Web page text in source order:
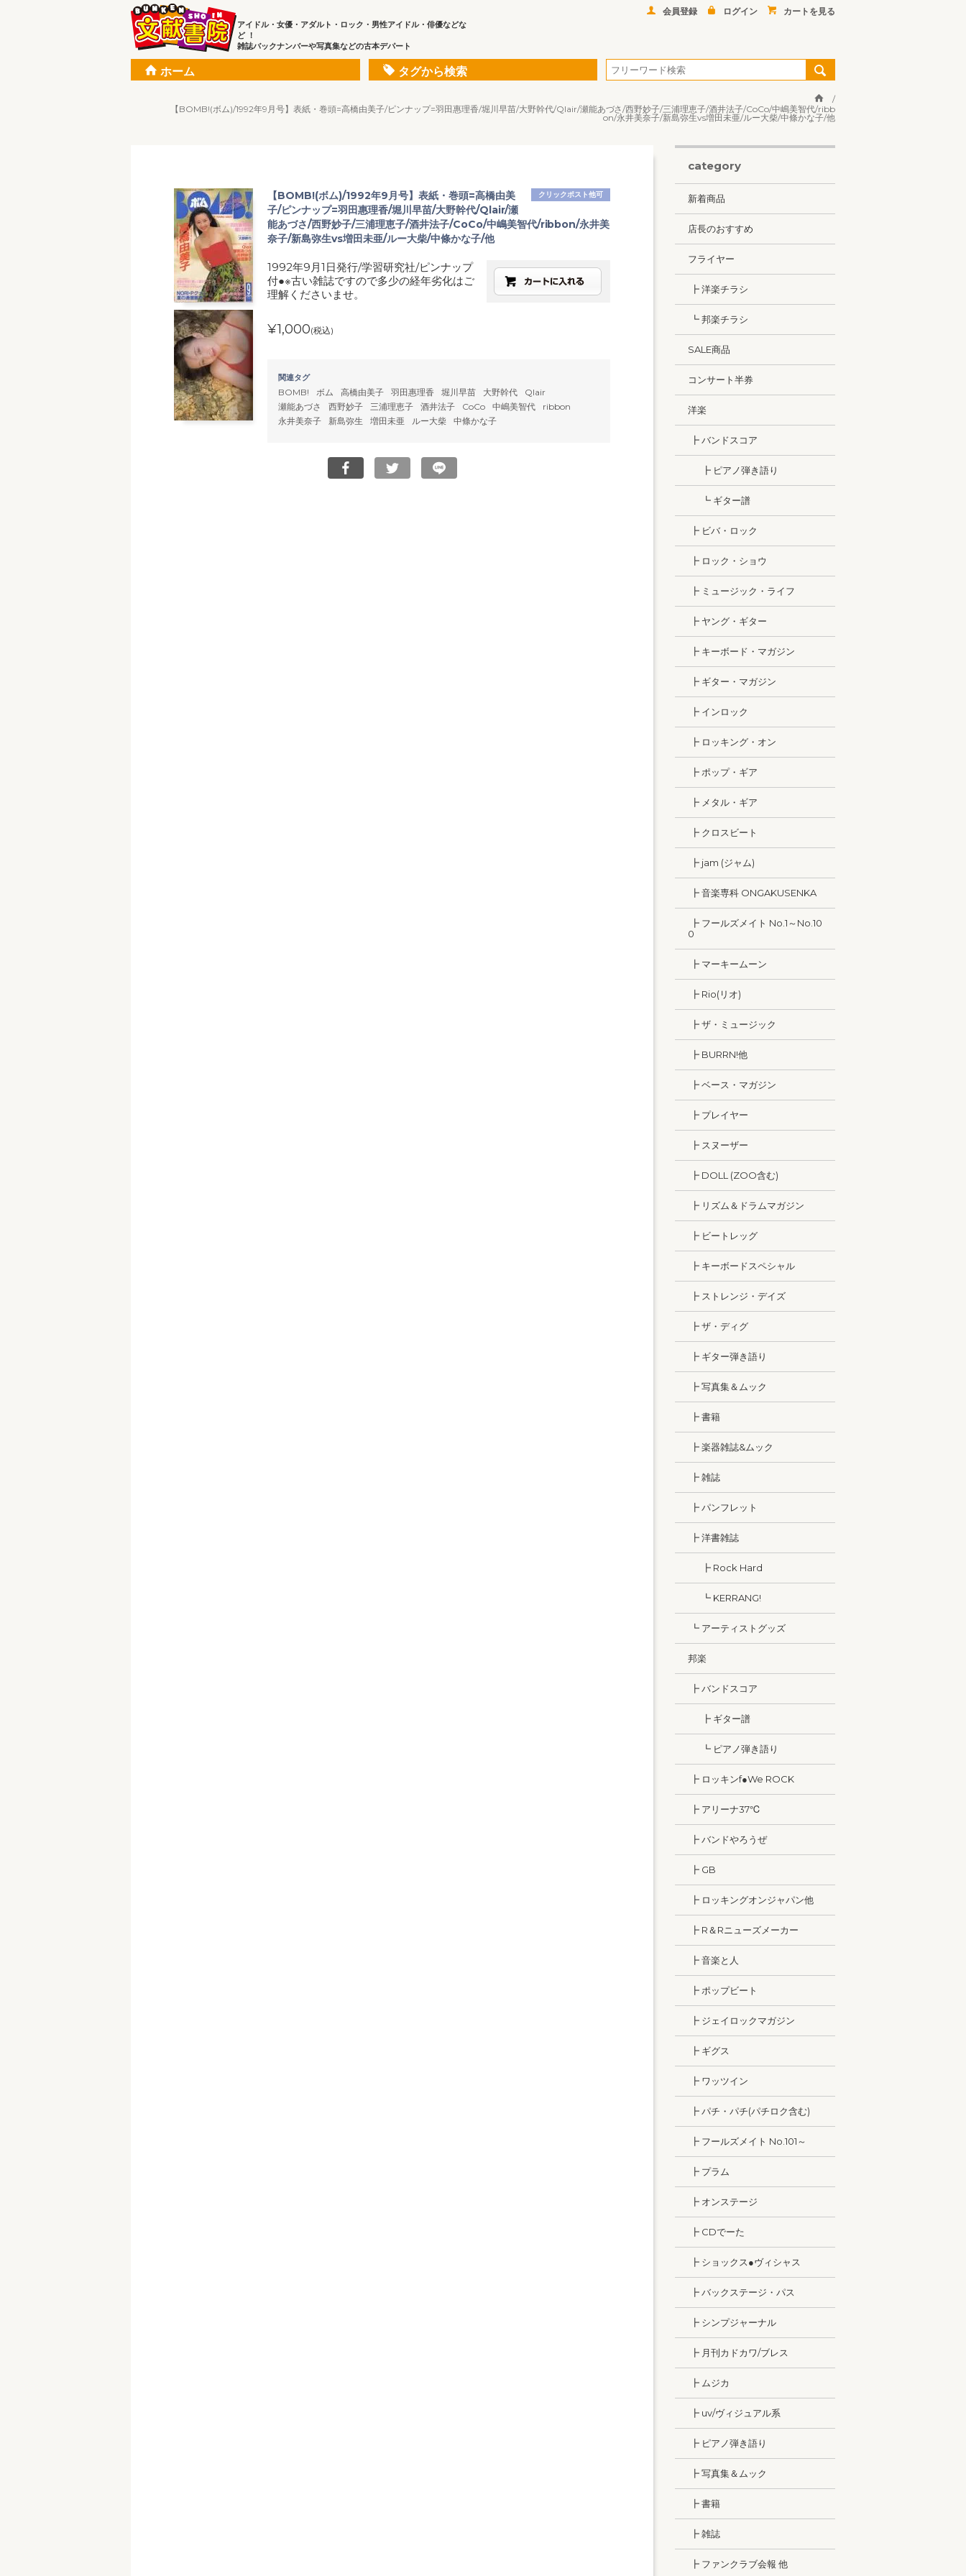
アイドル・女優・アダルト・ロック・男性アイドル・俳優などな
ど ！
雑誌バックナンバーや写真集などの古本デパート
会員登録 ログイン カートを見る
ホーム タグから検索
【BOMB!(ボム)/1992年9月号】表紙・巻頭=高橋由美子/ピンナップ=羽田惠理香/堀川早苗/大野幹代/Qlair/瀬能あづさ/西野妙子/三浦理恵子/酒井法子/CoCo/中嶋美智代/ribb
on/永井美奈子/新島弥生vs増田未亜/ルー大柴/中條かな子/他
クリックポスト他可
【BOMB!(ボム)/1992年9月号】表紙・巻頭=高橋由美
子/ピンナップ=羽田惠理香/堀川早苗/大野幹代/Qlair/瀬
能あづさ/西野妙子/三浦理恵子/酒井法子/CoCo/中嶋美智代/ribbon/永井美
奈子/新島弥生vs増田未亜/ルー大柴/中條かな子/他
1992年9月1日発行/学習研究社/ピンナップ
付●※古い雑誌ですので多少の経年劣化はご
理解くださいませ。
¥1,000(税込)
関連タグ
BOMB! ボム 高橋由美子 羽田惠理香 堀川早苗 大野幹代
Qlair
瀬能あづさ
西野妙子 三浦理恵子 酒井法子 CoCo 中嶋美智代
ribbon
永井美奈子
新島弥生 増田未亜 ルー大柴 中條かな子
category
新着商品
店長のおすすめ
フライヤー
┣ 洋楽チラシ
┗ 邦楽チラシ
SALE商品
コンサート半券
洋楽
┣ バンドスコア
┣ ピアノ弾き語り
┗ ギター譜
┣ ビバ・ロック
┣ ロック・ショウ
┣ ミュージック・ライフ
┣ ヤング・ギター
┣ キーボード・マガジン
┣ ギター・マガジン
┣ インロック
┣ ロッキング・オン
┣ ポップ・ギア
┣ メタル・ギア
┣ クロスビート
┣ jam (ジャム)
┣ 音楽専科 ONGAKUSENKA
┣ フールズメイト No.1～No.10
0
┣ マーキームーン
┣ Rio(リオ)
┣ ザ・ミュージック
┣ BURRN!他
┣ ベース・マガジン
┣ プレイヤー
┣ スヌーザー
┣ DOLL (ZOO含む)
┣ リズム＆ドラムマガジン
┣ ビートレッグ
┣ キーボードスペシャル
┣ ストレンジ・デイズ
┣ ザ・ディグ
┣ ギター弾き語り
┣ 写真集＆ムック
┣ 書籍
┣ 楽器雑誌&ムック
┣ 雑誌
┣ パンフレット
┣ 洋書雑誌
┣ Rock Hard
┗ KERRANG!
┗ アーティストグッズ
邦楽
┣ バンドスコア
┣ ギター譜
┗ ピアノ弾き語り
┣ ロッキンf●We ROCK
┣ アリーナ37℃
┣ バンドやろうぜ
┣ GB
┣ ロッキングオンジャパン他
┣ R＆Rニューズメーカー
┣ 音楽と人
┣ ポップビート
┣ ジェイロックマガジン
┣ ギグス
┣ ワッツイン
┣ パチ・パチ(パチロク含む)
┣ フールズメイト No.101～
┣ プラム
┣ オンステージ
┣ CDでーた
┣ ショックス●ヴィシャス
┣ バックステージ・パス
┣ シンプジャーナル
┣ 月刊カドカワ/ブレス
┣ ムジカ
┣ uv/ヴィジュアル系
┣ ピアノ弾き語り
┣ 写真集＆ムック
┣ 書籍
┣ 雑誌
┣ ファンクラブ会報 他